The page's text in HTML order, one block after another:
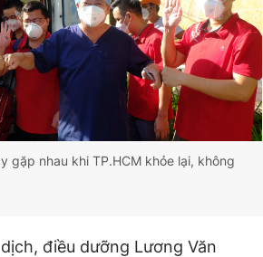
gặp nhau khi TP.HCM khỏe lại, không
điều dưỡng Lương Văn